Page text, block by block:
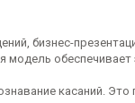
бизнес-
модель
касаний. Это